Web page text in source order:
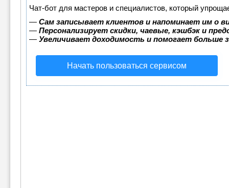
Чат-бот для мастеров и специалистов, который
— Сам записывает клиентов и напоминает им о
— Персонализирует скидки, чаевые, кэшбэк и
— Увеличивает доходимость и помогает больше
Начать пользоваться сервисом